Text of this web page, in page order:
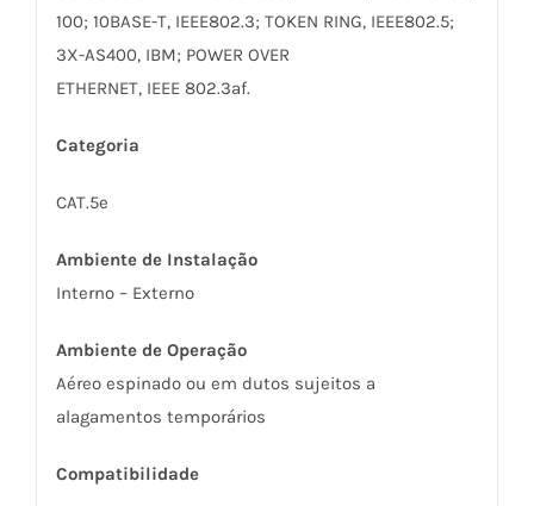
100; 10BASE-T, IEEE802.3; TOKEN RING, IEEE802.5;
3X-AS400, IBM; POWER OVER
ETHERNET, IEEE 802.3af.
Categoria
CAT.5e
Ambiente de Instalação
Interno – Externo
Ambiente de Operação
Aéreo espinado ou em dutos sujeitos a
alagamentos temporários
Compatibilidade